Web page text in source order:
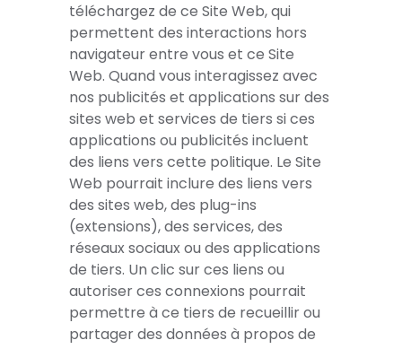
téléchargez de ce Site Web, qui
permettent des interactions hors
navigateur entre vous et ce Site
Web. Quand vous interagissez avec
nos publicités et applications sur des
sites web et services de tiers si ces
applications ou publicités incluent
des liens vers cette politique. Le Site
Web pourrait inclure des liens vers
des sites web, des plug-ins
(extensions), des services, des
réseaux sociaux ou des applications
de tiers. Un clic sur ces liens ou
autoriser ces connexions pourrait
permettre à ce tiers de recueillir ou
partager des données à propos de